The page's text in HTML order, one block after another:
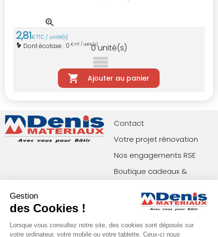
2,81€TTC / unité(s)
Dont écotaxe : 0 € HT / unité(s)
0unité(s)
Ajouter au panier
Contact
Votre projet rénovation
Nos engagements RSE
Boutique cadeaux &
Index égalité femmes-
Gestion
des Cookies !
Lorsque vous consultez notre site, des cookies sont déposés sur
votre ordinateur, votre mobile ou votre tablette. Ceux-ci nous